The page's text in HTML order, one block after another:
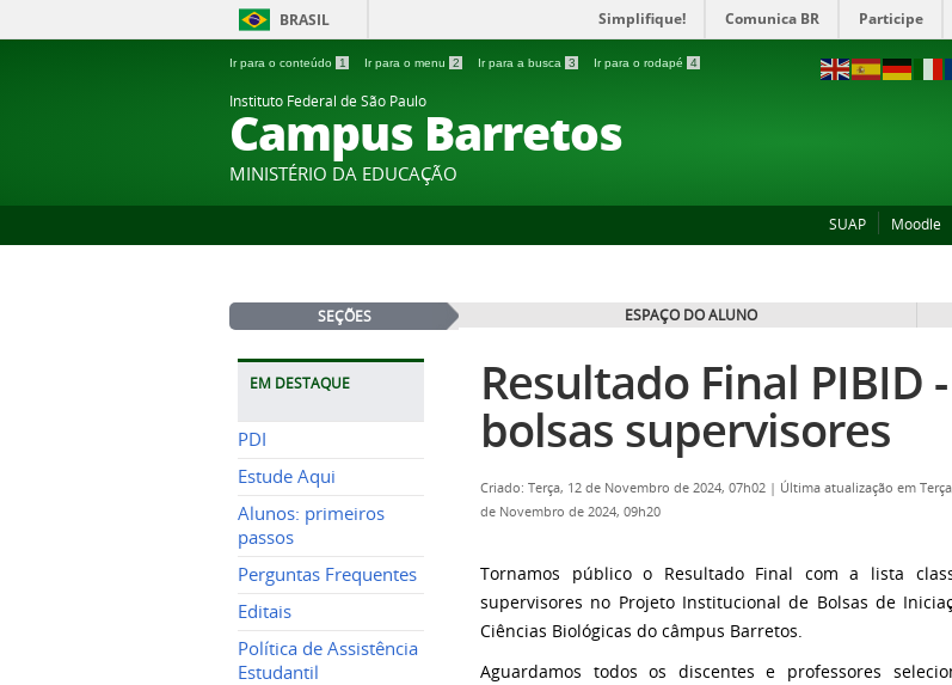
BRASIL Simplifique! Comunica BR Participe
Ir para o conteúdo 1 Ir para o menu 2 Ir para a busca 3 Ir para o rodapé 4
Instituto Federal de São Paulo
Campus Barretos
MINISTÉRIO DA EDUCAÇÃO
SUAP Moodle
SEÇÕES ESPAÇO DO ALUNO
EM DESTAQUE
PDI
Estude Aqui
Alunos: primeiros
passos
Perguntas Frequentes
Editais
Política de Assistência
Estudantil
Resultado Final PIBID
bolsas supervisores
Criado: Terça, 12 de Novembro de 2024, 07h02 | Última atualização em
de Novembro de 2024, 09h20
Tornamos público o Resultado Final com a lista
supervisores no Projeto Institucional de Bolsas de
Ciências Biológicas do câmpus Barretos.
Aguardamos todos os discentes e professores